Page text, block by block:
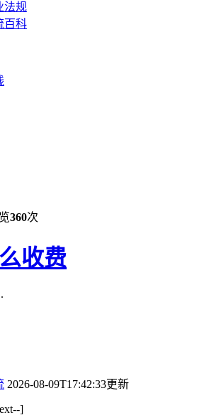
法规
百科
360次
收费
2026-08-09T17:42:33更新
]